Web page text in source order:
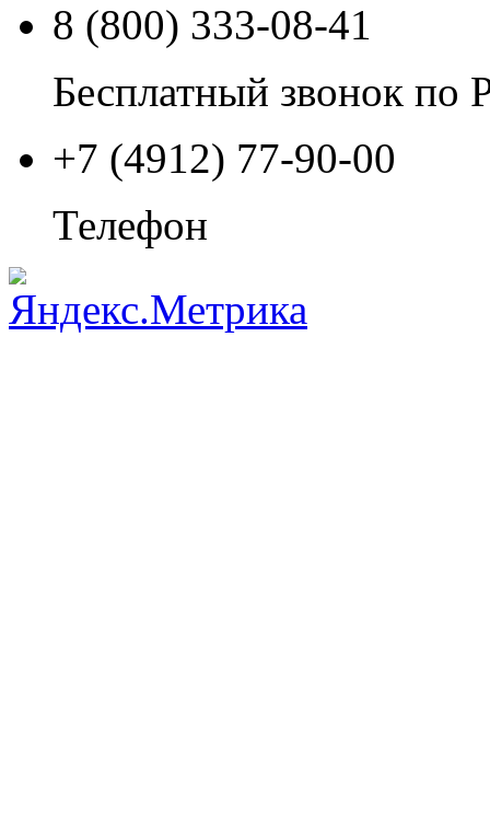
8 (800) 333-08-41
Бесплатный звонок по
+7 (4912) 77-90-00
Телефон